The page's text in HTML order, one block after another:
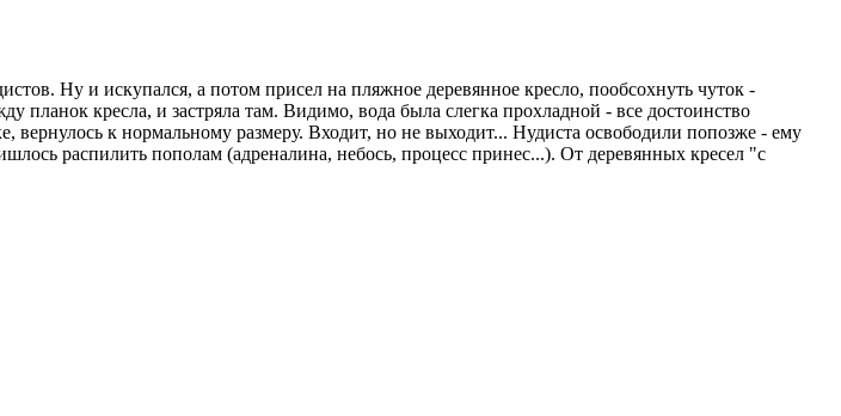
Ну и искупался, а потом присел на пляжное деревянное кресло, пообсохнуть чуток -
планок кресла, и застряла там. Видимо, вода была слегка прохладной - все достоинство
к нормальному размеру. Входит, но не выходит... Нудиста освободили попозже - ему
распилить пополам (адреналина, небось, процесс принес...). От деревянных кресел "с